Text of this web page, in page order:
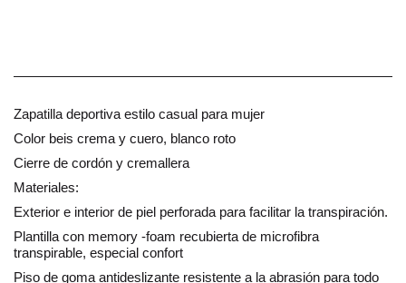
Zapatilla deportiva estilo casual para mujer
Color beis crema y cuero, blanco roto
Cierre de cordón y cremallera
Materiales:
Exterior e interior de piel perforada para facilitar la transpiración.
Plantilla con memory -foam recubierta de microfibra
transpirable, especial confort
Piso de goma antideslizante resistente a la abrasión para todo